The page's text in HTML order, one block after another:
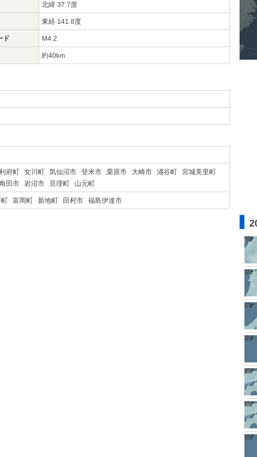
北緯 37.7度
東経 141.8度
ド M4.2
約40km
府町 女川町 気仙沼市 登米市 栗原市 大崎市 涌谷町
宮城美里町
田市 岩沼市 亘理町 山元町
富岡町 新地町 田村市 福島伊達市